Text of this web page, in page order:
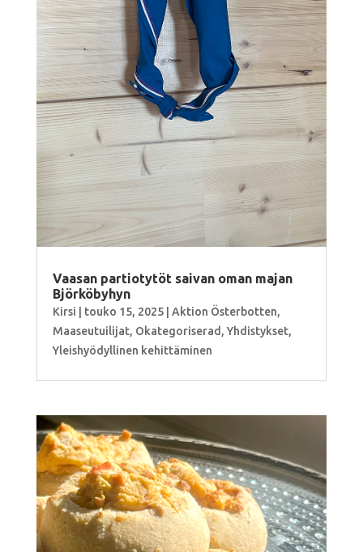
Vaasan partiotytöt saivan oman majan
Björköbyhyn
Kirsi touko 15, 2025| Aktion Österbotten,
Maaseutuilijat, Okategoriserad,Yhdistykset,
Yleishyödyllinen kehittäminen